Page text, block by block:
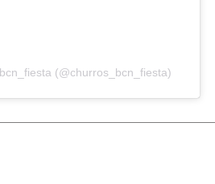
(@churros_bcn_fiesta)